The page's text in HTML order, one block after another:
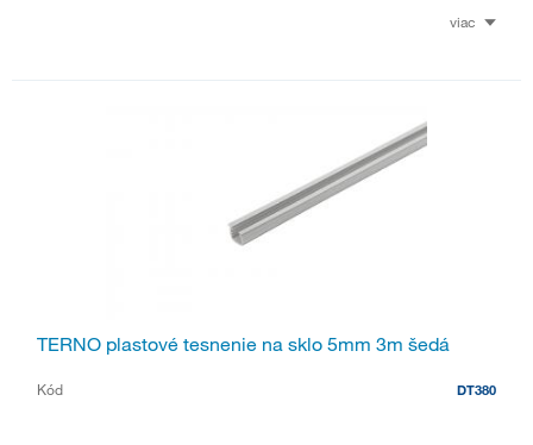
viac
TERNO plastové tesnenie na sklo 5mm 3m šedá
Kód DT380